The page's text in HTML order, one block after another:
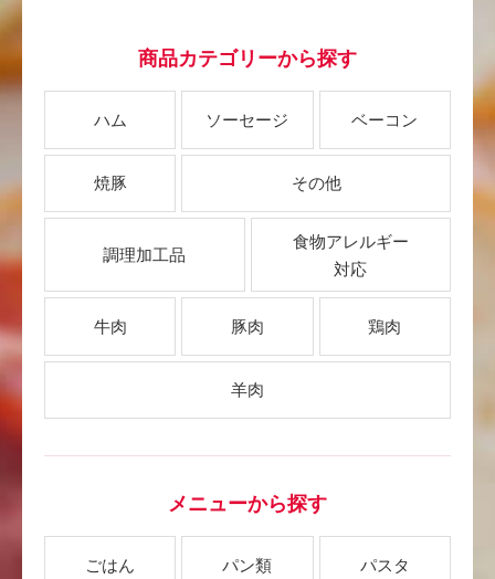
商品カテゴリーから探す
ハム ソーセージ ベーコン
焼豚 その他
調理加工品
食物アレルギー
対応
牛肉 豚肉 鶏肉
羊肉
メニューから探す
ごはん パン類 パスタ